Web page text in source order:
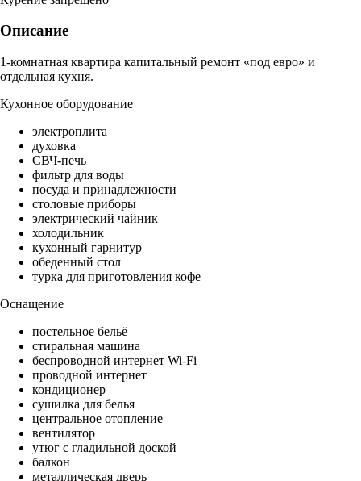
Описание
1-комнатная квартира капитальный ремонт «под евро» и
отдельная кухня.
Кухонное оборудование
электроплита
духовка
СВЧ-печь
фильтр для воды
посуда и принадлежности
столовые приборы
электрический чайник
холодильник
кухонный гарнитур
обеденный стол
турка для приготовления кофе
Оснащение
постельное бельё
стиральная машина
беспроводной интернет Wi-Fi
проводной интернет
кондиционер
сушилка для белья
центральное отопление
вентилятор
утюг с гладильной доской
балкон
металлическая дверь